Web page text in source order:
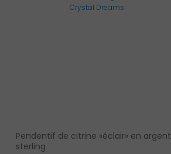
Pendentif de citrine «éclair» en argent
sterling